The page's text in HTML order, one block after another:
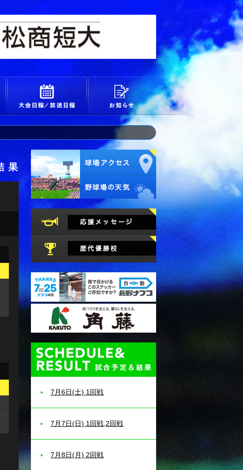
出場校 大会日程/放送日程
試合経過・詳細
7月6日(土) 1回戦
7月7日(日) 1回戦,2回戦
7月8日(月) 2回戦